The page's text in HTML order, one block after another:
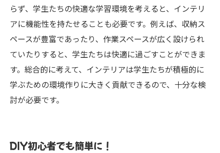
らず、学生たちの快適な学習環境を考えると、インテリ
アに機能性を持たせることも必要です。例えば、収納ス
ペースが豊富であったり、作業スペースが広く設けられ
ていたりすると、学生たちは快適に過ごすことができま
す。総合的に考えて、インテリアは学生たちが積極的に
学ぶための環境作りに大きく貢献できるので、十分な検
討が必要です。
DIY初心者でも簡単に！